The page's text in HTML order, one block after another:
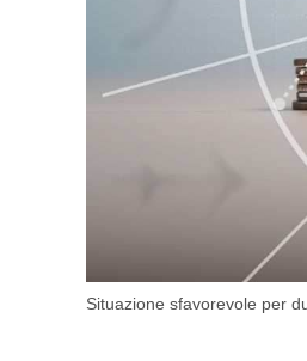
Situazione sfavorevole per